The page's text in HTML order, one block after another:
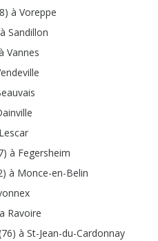
à Voreppe
Sandillon
Vannes
à Fegersheim
à Monce-en-Belin
Ravoire
à St-Jean-du-Cardonnay